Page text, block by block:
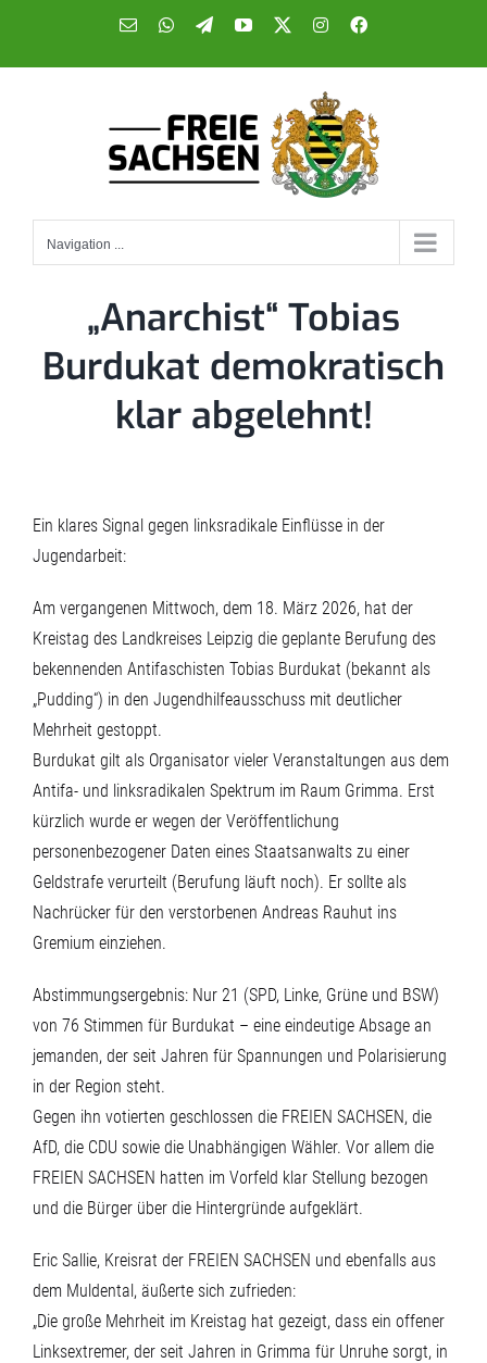
content
E-
WhatsApp
TelegramYouTube InstagramFacebook
Navigation ...
„Anarchist“ Tobias
Burdukat demokratisch
klar abgelehnt!
Ein klares Signal gegen linksradikale Einflüsse in der
Jugendarbeit:
Am vergangenen Mittwoch, dem 18. März 2026, hat der
Kreistag des Landkreises Leipzig die geplante Berufung des
bekennenden Antifaschisten Tobias Burdukat (bekannt als
„Pudding“) in den Jugendhilfeausschuss mit deutlicher
Mehrheit gestoppt.
Burdukat gilt als Organisator vieler Veranstaltungen aus dem
Antifa- und linksradikalen Spektrum im Raum Grimma. Erst
kürzlich wurde er wegen der Veröffentlichung
personenbezogener Daten eines Staatsanwalts zu einer
Geldstrafe verurteilt (Berufung läuft noch). Er sollte als
Nachrücker für den verstorbenen Andreas Rauhut ins
Gremium einziehen.
Abstimmungsergebnis: Nur 21 (SPD, Linke, Grüne und BSW)
von 76 Stimmen für Burdukat – eine eindeutige Absage an
jemanden, der seit Jahren für Spannungen und Polarisierung
in der Region steht.
Gegen ihn votierten geschlossen die FREIEN SACHSEN, die
AfD, die CDU sowie die Unabhängigen Wähler. Vor allem die
FREIEN SACHSEN hatten im Vorfeld klar Stellung bezogen
und die Bürger über die Hintergründe aufgeklärt.
Eric Sallie, Kreisrat der FREIEN SACHSEN und ebenfalls aus
dem Muldental, äußerte sich zufrieden:
„Die große Mehrheit im Kreistag hat gezeigt, dass ein offener
Linksextremer, der seit Jahren in Grimma für Unruhe sorgt, in